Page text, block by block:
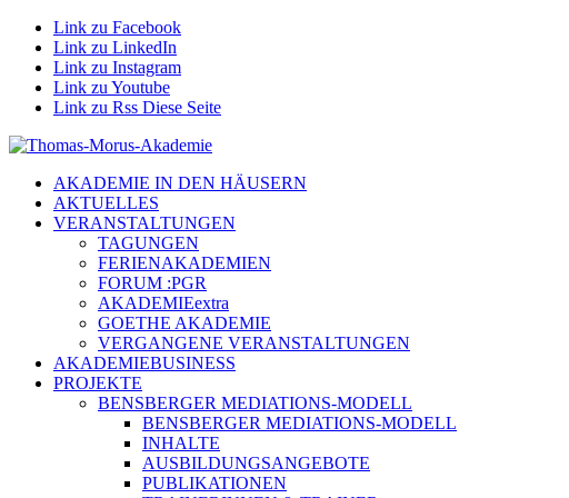
Link zu Facebook
Link zu LinkedIn
Link zu Instagram
Link zu Youtube
Link zu Rss Diese Seite
AKADEMIE IN DEN HÄUSERN
AKTUELLES
VERANSTALTUNGEN
TAGUNGEN
FERIENAKADEMIEN
FORUM :PGR
AKADEMIEextra
GOETHE AKADEMIE
VERGANGENE VERANSTALTUNGEN
AKADEMIEBUSINESS
PROJEKTE
BENSBERGER MEDIATIONS-MODELL
BENSBERGER MEDIATIONS-MODELL
INHALTE
AUSBILDUNGSANGEBOTE
PUBLIKATIONEN